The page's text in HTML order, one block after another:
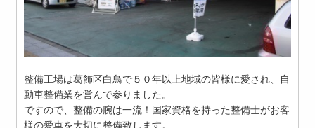
整備工場は葛飾区白鳥で５０年以上地域の皆様に愛され、自
動車整備業を営んで参りました。
ですので、整備の腕は一流！国家資格を持った整備士がお客
様の愛車を大切に整備致します。